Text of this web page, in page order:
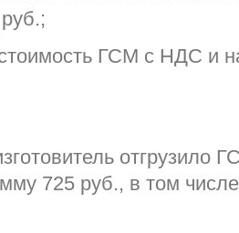
ГСМ с НДС и
отгрузило
725 руб., в том